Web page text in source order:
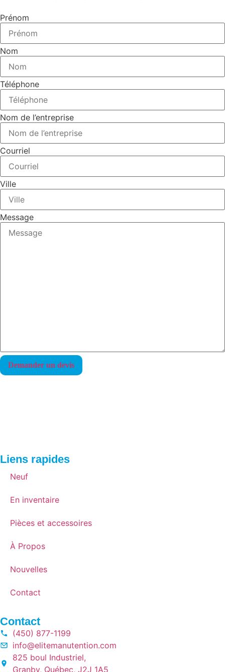
Prénom
Nom
Téléphone
Nom de l’entreprise
Courriel
Ville
Message
Liens rapides
Neuf
En inventaire
Pièces et accessoires
À Propos
Nouvelles
Contact
Contact
(450) 877-1199
info@elitemanutention.com
825 boul Industriel,
Granby, Québec, J2J 1A5